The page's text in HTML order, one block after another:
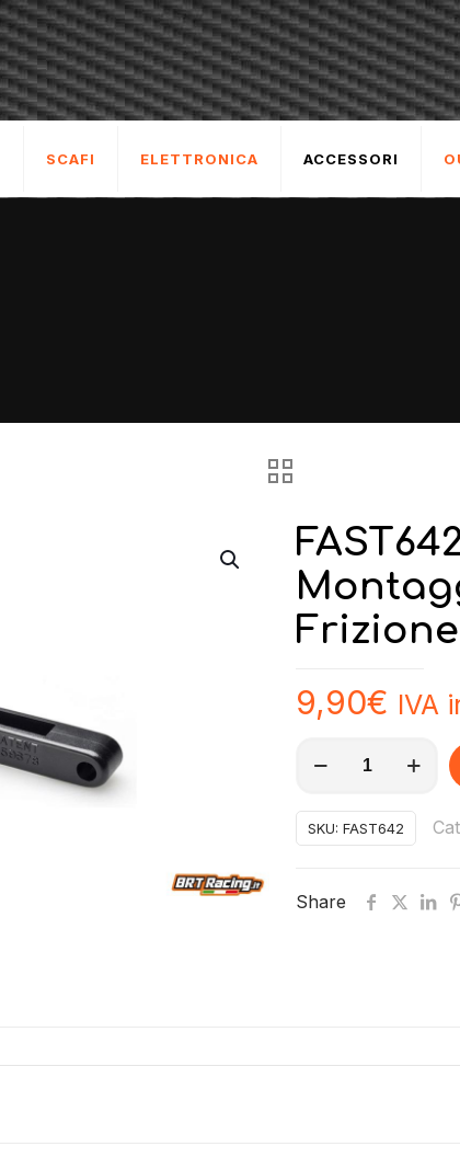
SCAFI ELETTRONICA ACCESSORI
Frizione
9,90€ IVA
FAST642
Utensile
Montaggio
SKU: FAST642
Share